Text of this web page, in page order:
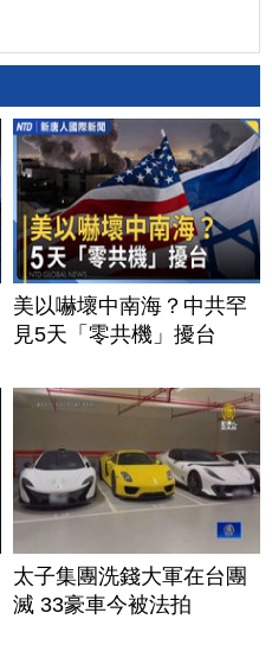
美以嚇壞中南海？中共罕
見5天「零共機」擾台
太子集團洗錢大軍在台團
滅 33豪車今被法拍